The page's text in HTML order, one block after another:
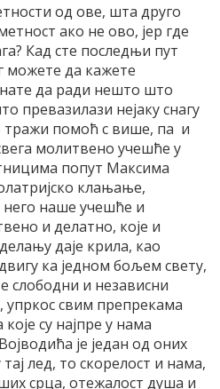
од ове, шта друго
ако не ово, јер где
Кад сте последњи пут
можете да кажете
да ради нешто што
превазилази нејаку снагу
тражи помоћ с више, па и
молитвено учешће у
попут Максима
клањање,
наше учешће и
и делатно, које и
даје крила, као
ка једном бољем свету,
слободни и независни
упркос свим препрекама
које су најпре у нама
је један од оних
тај лед, то скорелост и нама,
срца, отежалост душа и